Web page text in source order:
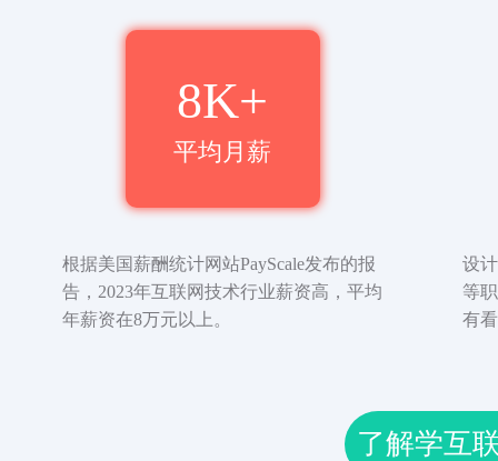
8K+
平均月薪
根据美国薪酬统计网站PayScale发布的报
告，2023年互联网技术行业薪资高，平均
年薪资在8万元以上。
设
等
有
了解学互